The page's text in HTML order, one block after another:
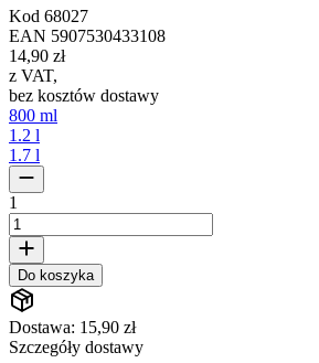
Kod 68027
EAN 5907530433108
14,90 zł
z VAT,
bez kosztów dostawy
800 ml
1.2 l
1.7 l
1
Do koszyka
Dostawa: 15,90 zł
Szczegóły dostawy